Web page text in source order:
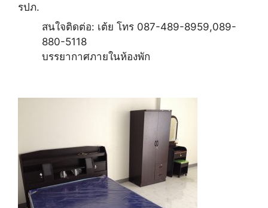
รปภ.
สนใจติดต่อ: เต้ย โทร 087-489-8959,089-
880-5118
บรรยากาศภายในห้องพัก